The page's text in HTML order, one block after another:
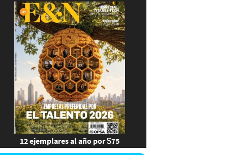
12 ejemplares al año por $75